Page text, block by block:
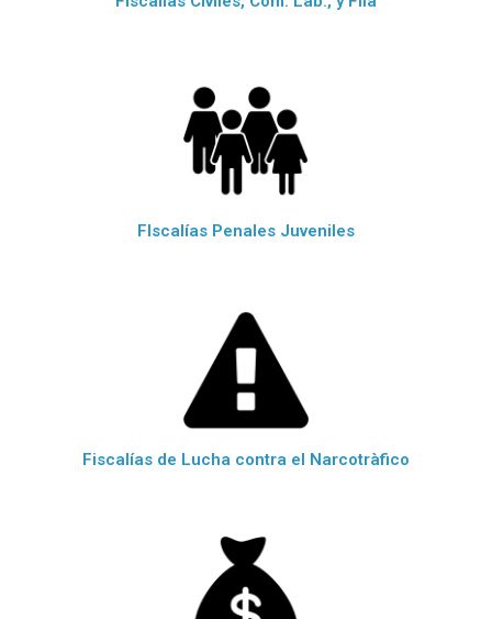
FIscalías Penales Juveniles
Fiscalías de Lucha contra el Narcotràfico